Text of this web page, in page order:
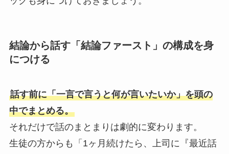
結論から話す「結論ファースト」の構成を身
につける
話す前に「一言で言うと何が言いたいか」を頭の
中でまとめる。
それだけで話のまとまりは劇的に変わります。
生徒の方からも「1ヶ月続けたら、上司に『最近話